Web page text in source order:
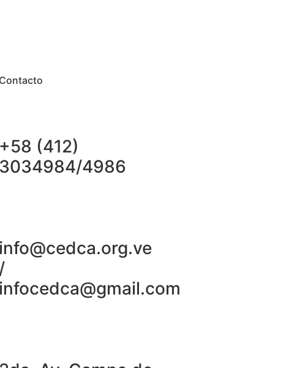
Contacto
+58 (412)
3034984/4986
info@cedca.org.ve
/
infocedca@gmail.com